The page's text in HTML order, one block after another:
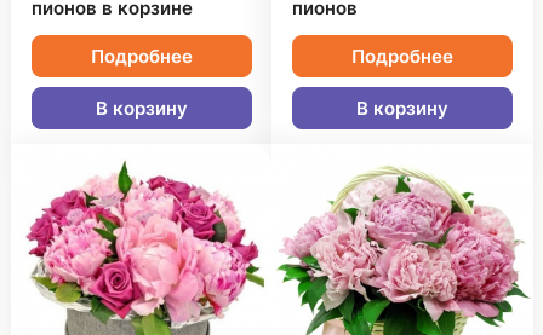
пионов в корзине
Подробнее
В корзину
пионов
Подробнее
В корзину